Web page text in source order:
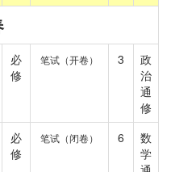
必
修
笔试（开卷） 3
政
治
通
修
必
修
笔试（闭卷） 6
数
学